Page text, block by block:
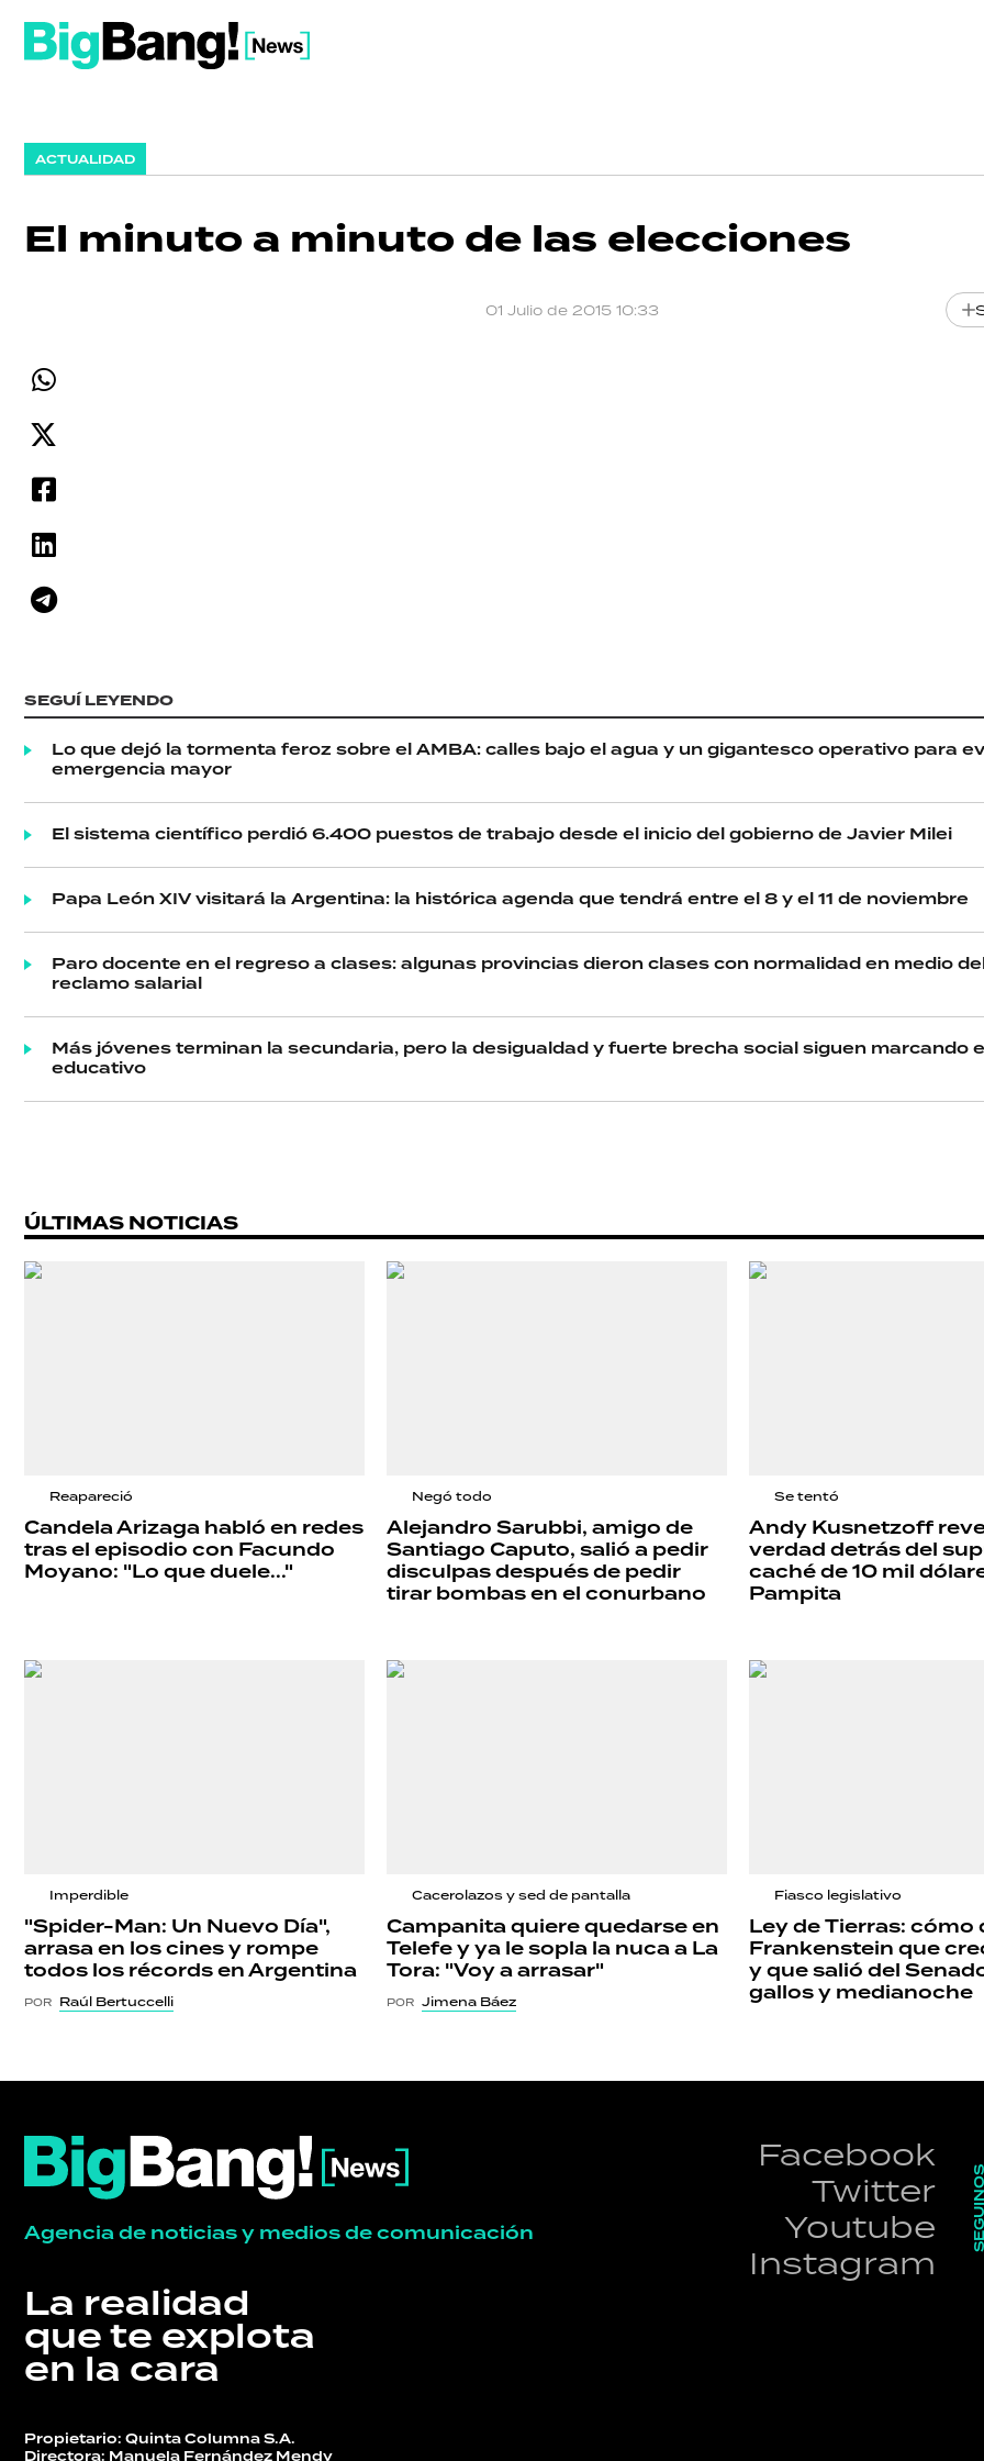
ACTUALIDAD
El minuto a minuto de las elecciones
01 Julio de 2015 10:33
SEGUÍ LEYENDO
Lo que dejó la tormenta feroz sobre el AMBA: calles bajo el agua y un gigantesco operativo para
emergencia mayor
El sistema científico perdió 6.400 puestos de trabajo desde el inicio del gobierno de Javier Milei
Papa León XIV visitará la Argentina: la histórica agenda que tendrá entre el 8 y el 11 de noviembre
Paro docente en el regreso a clases: algunas provincias dieron clases con normalidad en medio
reclamo salarial
Más jóvenes terminan la secundaria, pero la desigualdad y fuerte brecha social siguen marcando
educativo
ÚLTIMAS NOTICIAS
Reapareció
Candela Arizaga habló en redes
tras el episodio con Facundo
Moyano: "Lo que duele..."
Negó todo
Alejandro Sarubbi, amigo de
Santiago Caputo, salió a pedir
disculpas después de pedir
tirar bombas en el conurbano
Se tentó
Andy Kusnetzoff
verdad detrás del
caché de 10 mil
Pampita
Imperdible
"Spider-Man: Un Nuevo Día",
arrasa en los cines y rompe
todos los récords en Argentina
POR Raúl Bertuccelli
Cacerolazos y sed de pantalla
Campanita quiere quedarse en
Telefe y ya le sopla la nuca a La
Tora: "Voy a arrasar"
POR Jimena Báez
Fiasco legislativo
Ley de Tierras: cómo
Frankenstein que
y que salió del
gallos y medianoche
Agencia de noticias y medios de comunicación
La realidad
que te explota
en la cara
Facebook
Twitter
Youtube
Instagram
SEGUINOS
Propietario: Quinta Columna S.A.
SHOW
ACTUALIDAD
HERMANO
SALUD
DEPORTES
RECETAS
PALABRAS
Seguinos